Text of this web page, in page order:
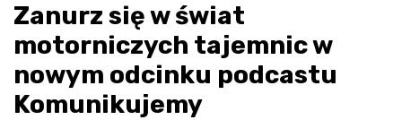
Zanurz się w świat
motorniczych tajemnic w
nowym odcinku podcastu
Komunikujemy